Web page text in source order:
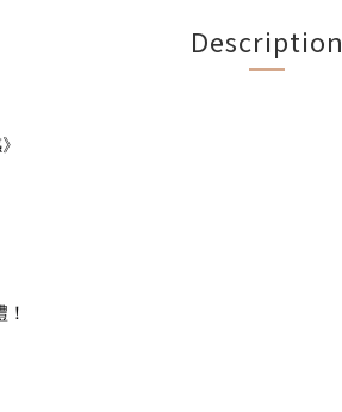
Description